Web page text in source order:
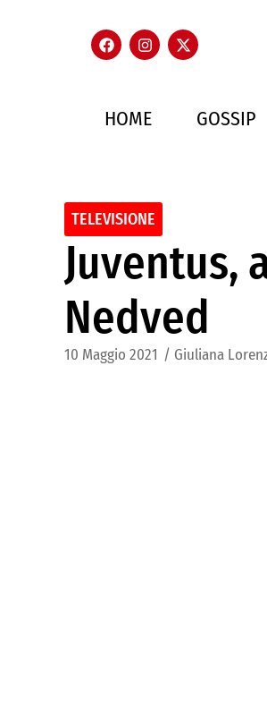
HOME GOSSIP
TELEVISIONE
Juventus,
Nedved
10 Maggio 2021 / Giuliana